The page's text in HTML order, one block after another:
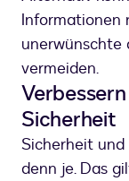
Informationen
unerwünschte
vermeiden.
Sicherheit
Sicherheit
denn je. Das